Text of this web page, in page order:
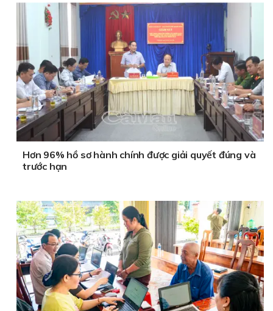
Hơn 96% hồ sơ hành chính được giải quyết đúng và
trước hạn